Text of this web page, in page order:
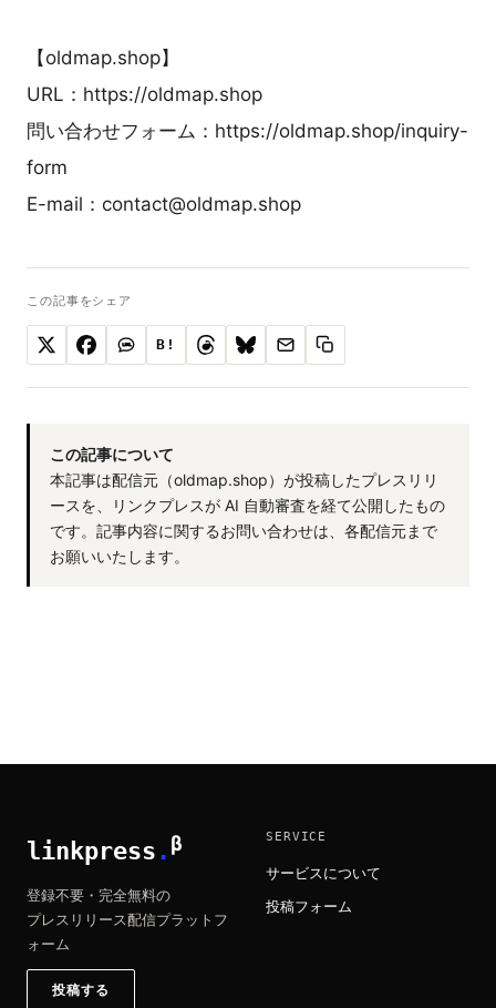
【oldmap.shop】
URL：https://oldmap.shop
問い合わせフォーム：https://oldmap.shop/inquiry-
form
E-mail：contact@oldmap.shop
この記事をシェア
B!
この記事について
本記事は配信元（oldmap.shop）が投稿したプレスリリ
ースを、リンクプレスが AI 自動審査を経て公開したもの
です。記事内容に関するお問い合わせは、各配信元まで
お願いいたします。
linkpress . β
登録不要・完全無料の
プレスリリース配信プラットフ
ォーム
投稿する
SERVICE
サービスについて
投稿フォーム